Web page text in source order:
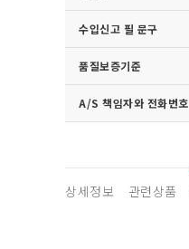
수입신고 필 문구
품질보증기준
A/S 책임자와 전화번호
상세정보 관련상품